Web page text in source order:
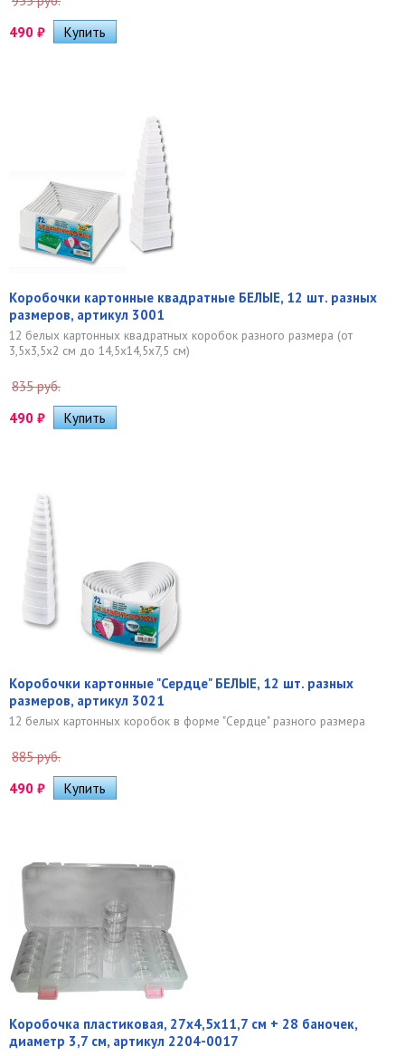
490 ₽
Коробочки картонные квадратные БЕЛЫЕ, 12 шт. разных
размеров, артикул 3001
12 белых картонных квадратных коробок разного размера (от
3,5х3,5х2 см до 14,5х14,5х7,5 см)
835 руб.
490 ₽
Коробочки картонные "Сердце" БЕЛЫЕ, 12 шт. разных
размеров, артикул 3021
12 белых картонных коробок в форме "Сердце" разного размера
885 руб.
490 ₽
Коробочка пластиковая, 27х4,5х11,7 см + 28 баночек,
диаметр 3,7 см, артикул 2204-0017